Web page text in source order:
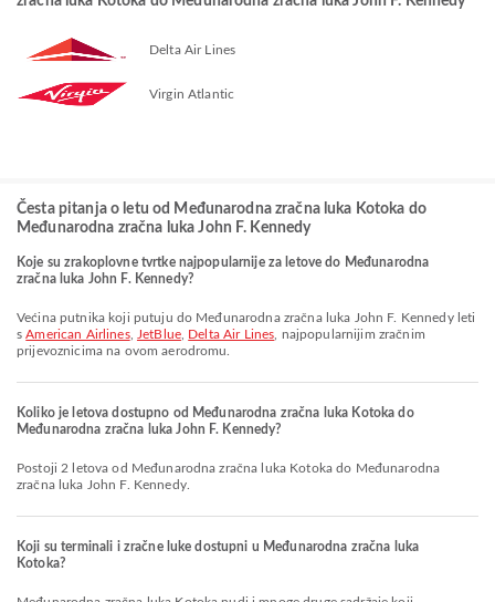
Delta Air Lines
Virgin Atlantic
Česta pitanja o letu od Međunarodna zračna luka Kotoka do
Međunarodna zračna luka John F. Kennedy
Koje su zrakoplovne tvrtke najpopularnije za letove do Međunarodna
zračna luka John F. Kennedy?
Većina putnika koji putuju do Međunarodna zračna luka John F. Kennedy leti
sAmerican Airlines, JetBlue, Delta Air Lines , najpopularnijim zračnim
prijevoznicima na ovom aerodromu.
Koliko je letova dostupno od Međunarodna zračna luka Kotoka do
Međunarodna zračna luka John F. Kennedy?
Postoji 2 letova od Međunarodna zračna luka Kotoka do Međunarodna
zračna luka John F. Kennedy.
Koji su terminali i zračne luke dostupni u Međunarodna zračna luka
Kotoka?